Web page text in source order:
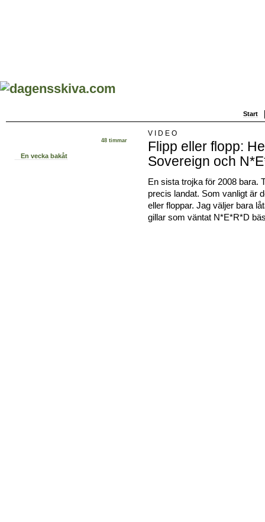
Start
48 timmar
En vecka bakåt
VIDEO
Flipp eller flopp:
Sovereign och
En sista trojka för 2008 bara.
precis landat. Som vanligt är
eller floppar. Jag väljer bara
gillar som väntat N*E*R*D